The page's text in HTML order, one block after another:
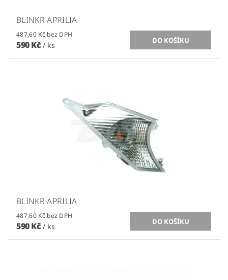
BLINKR APRILIA
487,60 Kč bez DPH
590 Kč / ks
BLINKR APRILIA
487,60 Kč bez DPH
590 Kč / ks